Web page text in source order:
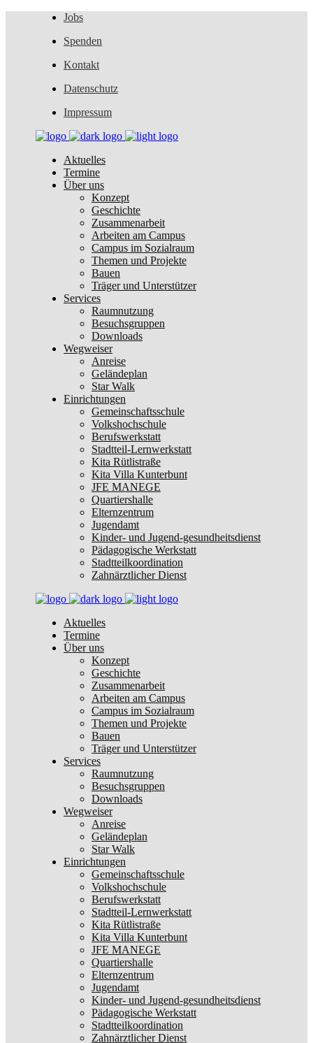
Jobs
Spenden
Kontakt
Datenschutz
Impressum
Aktuelles
Termine
Über uns
Konzept
Geschichte
Zusammenarbeit
Arbeiten am Campus
Campus im Sozialraum
Themen und Projekte
Bauen
Träger und Unterstützer
Services
Raumnutzung
Besuchsgruppen
Downloads
Wegweiser
Anreise
Geländeplan
Star Walk
Einrichtungen
Gemeinschaftsschule
Volkshochschule
Berufswerkstatt
Stadtteil-Lernwerkstatt
Kita Rütlistraße
Kita Villa Kunterbunt
JFE MANEGE
Quartiershalle
Elternzentrum
Jugendamt
Kinder- und Jugend-gesundheitsdienst
Pädagogische Werkstatt
Stadtteilkoordination
Zahnärztlicher Dienst
Aktuelles
Termine
Über uns
Konzept
Geschichte
Zusammenarbeit
Arbeiten am Campus
Campus im Sozialraum
Themen und Projekte
Bauen
Träger und Unterstützer
Services
Raumnutzung
Besuchsgruppen
Downloads
Wegweiser
Anreise
Geländeplan
Star Walk
Einrichtungen
Gemeinschaftsschule
Volkshochschule
Berufswerkstatt
Stadtteil-Lernwerkstatt
Kita Rütlistraße
Kita Villa Kunterbunt
JFE MANEGE
Quartiershalle
Elternzentrum
Jugendamt
Kinder- und Jugend-gesundheitsdienst
Pädagogische Werkstatt
Stadtteilkoordination
Zahnärztlicher Dienst